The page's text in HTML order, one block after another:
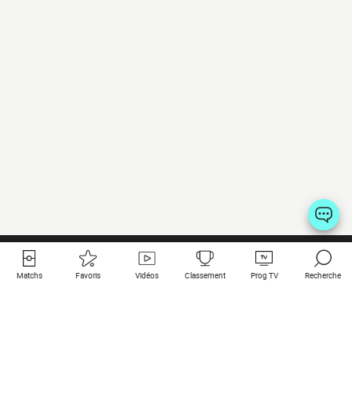
Matchs Favoris Vidéos Classement Prog TV Recherche